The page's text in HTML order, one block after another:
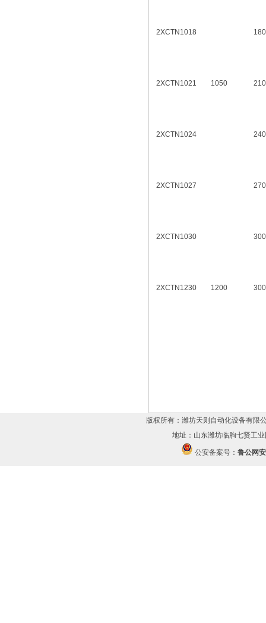
1050
2XCTN1018
2XCTN1021
2XCTN1024
2XCTN1027
2XCTN1030
2XCTN1230 1200
版权所有：潍坊天则自动化设备有限
地址：山东潍坊临朐七贤
公安备案号： 鲁公网